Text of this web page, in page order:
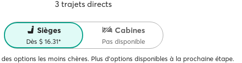
3 trajets directs
Sièges
Dès $ 16.31*
Cabines
Pas disponible
options les moins chères. Plus d'options disponibles à la prochaine étape.